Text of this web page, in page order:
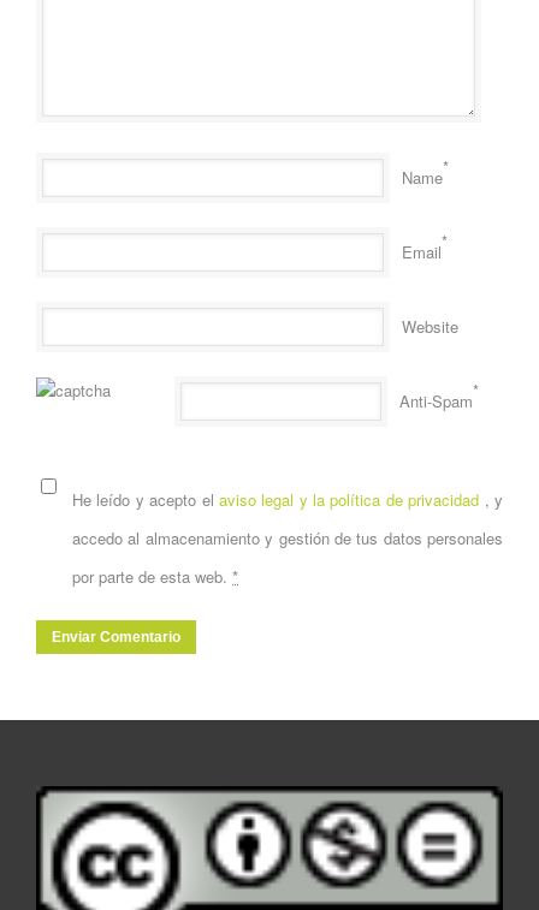
Name*
Email*
Website
Anti-Spam*
He leído y acepto el aviso legal y la política de privacidad , y
accedo al almacenamiento y gestión de tus datos personales
por parte de esta web. *